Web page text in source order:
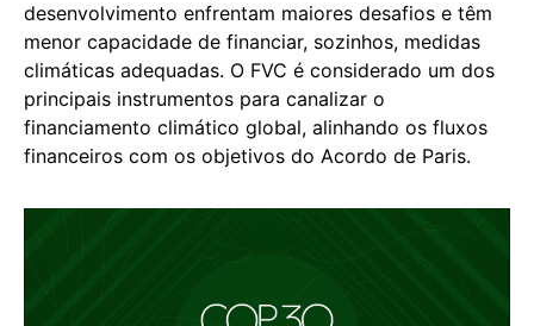
desenvolvimento enfrentam maiores desafios e têm
menor capacidade de financiar, sozinhos, medidas
climáticas adequadas. O FVC é considerado um dos
principais instrumentos para canalizar o
financiamento climático global, alinhando os fluxos
financeiros com os objetivos do Acordo de Paris.